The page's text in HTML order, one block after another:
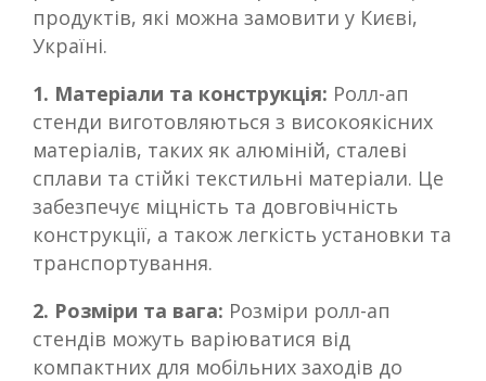
продуктів, які можна замовити у Києві,
Україні.
1. Матеріали та конструкція: Ролл-ап
стенди виготовляються з високоякісних
матеріалів, таких як алюміній, сталеві
сплави та стійкі текстильні матеріали. Це
забезпечує міцність та довговічність
конструкції, а також легкість установки та
транспортування.
2. Розміри та вага: Розміри ролл-ап
стендів можуть варіюватися від
компактних для мобільних заходів до